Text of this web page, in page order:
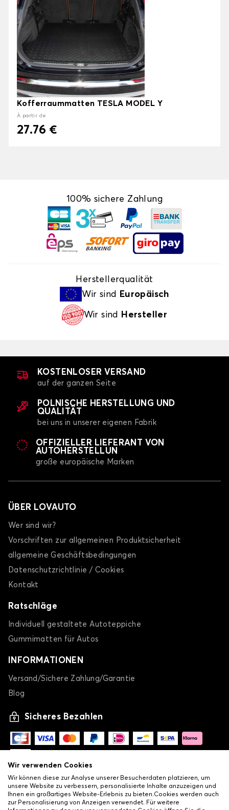
Kofferraummatten TESLA MODEL Y
À partir de
27.76 €
100% sichere Zahlung
Herstellerqualität
Wir sind
Europäisch
Wir sind Hersteller
KOSTENLOSER VERSAND
auf der ganzen Seite
POLNISCHE HERSTELLUNG UND
QUALITÄT
bei uns in unserer eigenen Fabrik
OFFIZIELLER LIEFERANT VON
AUTOHERSTELLUN
große europäische Marken
ÜBER LOVAUTO
Wer sind wir?
Vorschriften zur allgemeinen Produktsicherheit
allgemeine Geschäftsbedingungen
Datenschutzrichtlinie / Cookies
Kontakt
Ratschläge
Individuell gestaltete Autoteppiche
Gummimatten für Autos
INFORMATIONEN
Versand/Sichere Zahlung/Garantie
Blog
Sicheres Bezahlen
Wir verwenden Cookies
Wir können diese zur Analyse unserer Besucherdaten platzieren, um
unsere Website zu verbessern, personalisierte Inhalte anzuzeigen und
Ihnen ein großartiges Website-Erlebnis zu bieten.Cookies werden auch
zur Personalisierung von Anzeigen verwendet. Für weitere